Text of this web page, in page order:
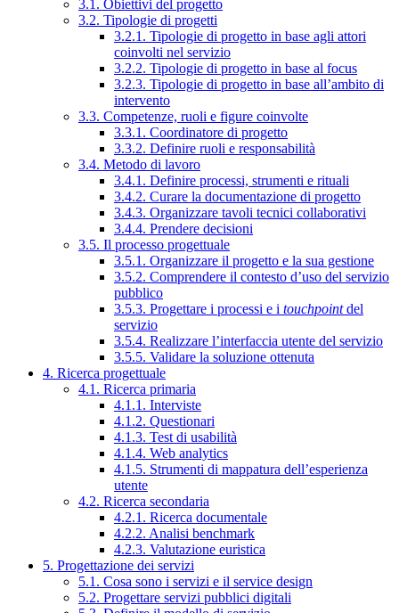
3.1. Obiettivi del progetto
3.2. Tipologie di progetti
3.2.1. Tipologie di progetto in base agli attori
coinvolti nel servizio
3.2.2. Tipologie di progetto in base al focus
3.2.3. Tipologie di progetto in base all’ambito di
intervento
3.3. Competenze, ruoli e figure coinvolte
3.3.1. Coordinatore di progetto
3.3.2. Definire ruoli e responsabilità
3.4. Metodo di lavoro
3.4.1. Definire processi, strumenti e rituali
3.4.2. Curare la documentazione di progetto
3.4.3. Organizzare tavoli tecnici collaborativi
3.4.4. Prendere decisioni
3.5. Il processo progettuale
3.5.1. Organizzare il progetto e la sua gestione
3.5.2. Comprendere il contesto d’uso del servizio
pubblico
3.5.3. Progettare i processi e i touchpointdel
servizio
3.5.4. Realizzare l’interfaccia utente del servizio
3.5.5. Validare la soluzione ottenuta
4. Ricerca progettuale
4.1. Ricerca primaria
4.1.1. Interviste
4.1.2. Questionari
4.1.3. Test di usabilità
4.1.4. Web analytics
4.1.5. Strumenti di mappatura dell’esperienza
utente
4.2. Ricerca secondaria
4.2.1. Ricerca documentale
4.2.2. Analisi benchmark
4.2.3. Valutazione euristica
5. Progettazione dei servizi
5.1. Cosa sono i servizi e il service design
5.2. Progettare servizi pubblici digitali